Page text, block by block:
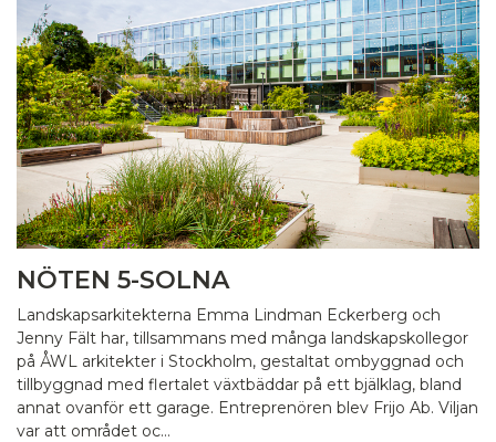
NÖTEN 5-SOLNA
Landskapsarkitekterna Emma Lindman Eckerberg och
Jenny Fält har, tillsammans med många landskapskollegor
på ÅWL arkitekter i Stockholm, gestaltat ombyggnad och
tillbyggnad med flertalet växtbäddar på ett bjälklag, bland
annat ovanför ett garage. Entreprenören blev Frijo Ab. Viljan
var att området oc…